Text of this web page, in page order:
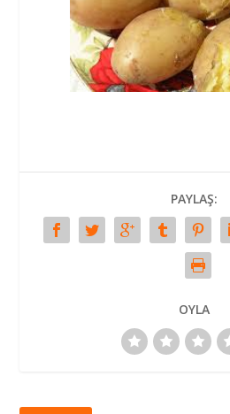
PAYLAŞ:
OYLA